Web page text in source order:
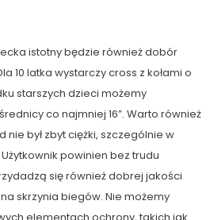
istotny będzie również dobór
10 latka wystarczy cross z kołami o
starszych dzieci możemy
co najmniej 16”. Warto również
był zbyt ciężki, szczególnie w
powinien bez trudu
się również dobrej jakości
skrzynia biegów. Nie możemy